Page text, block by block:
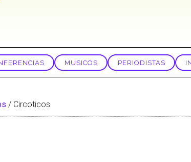
MUSICOS PERIODISTAS
/ Circoticos